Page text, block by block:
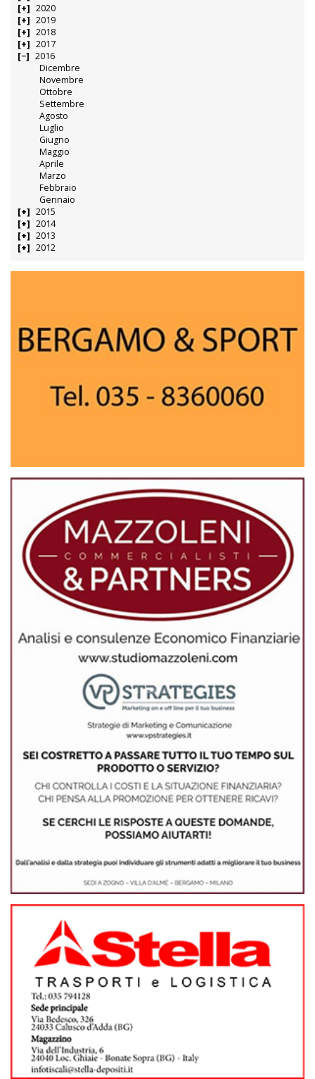
2020
2019
2018
2017
2016
Dicembre
Novembre
Ottobre
Settembre
Agosto
Luglio
Giugno
Maggio
Aprile
Marzo
Febbraio
Gennaio
2015
2014
2013
2012